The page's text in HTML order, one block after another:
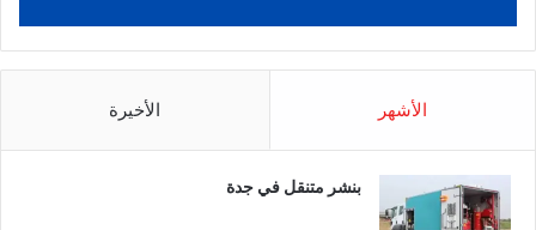
الأشهر الأخيرة
بنشر متنقل في جدة